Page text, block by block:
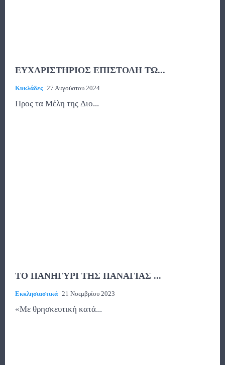
ΕΥΧΑΡΙΣΤΗΡΙΟΣ ΕΠΙΣΤΟΛΗ ΤΩ...
Κυκλάδες 27 Αυγούστου 2024
Προς τα Μἐλη της Διο...
ΤΟ ΠΑΝΗΓΥΡΙ ΤΗΣ ΠΑΝΑΓΙΑΣ ...
Εκκλησιαστικά 21 Νοεμβρίου 2023
«Με θρησκευτική κατά...